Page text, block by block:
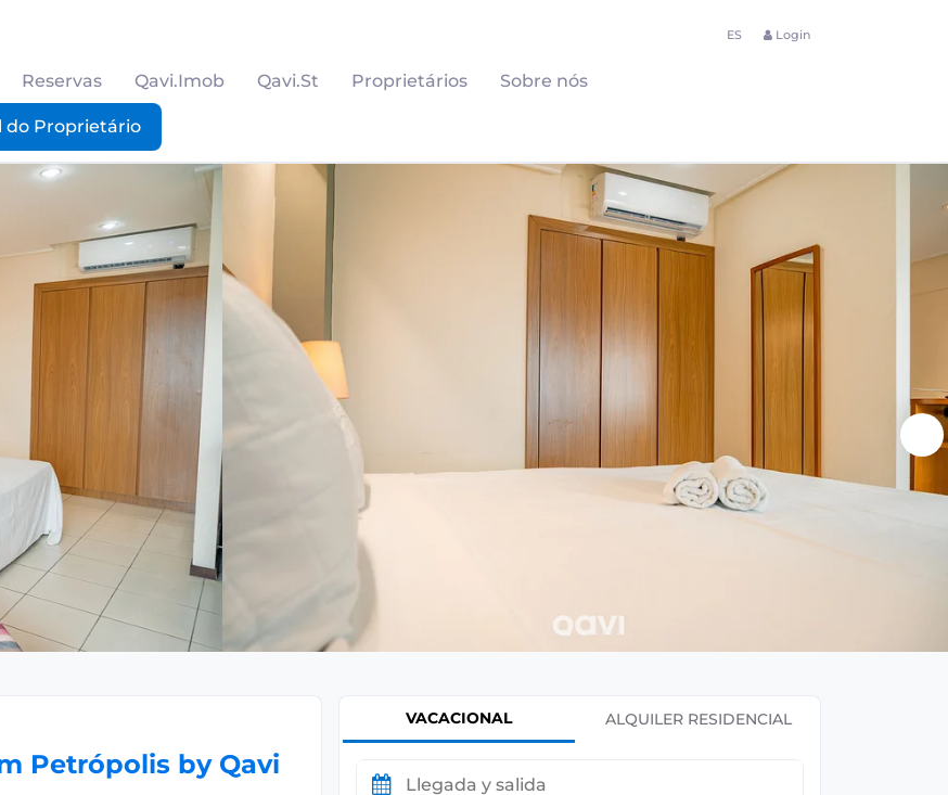
ES Login
Reservas Qavi.Imob Qavi.St Proprietários Sobre nós
do Proprietário
Petrópolis by Qavi
VACACIONAL ALQUILER RESIDENCIAL